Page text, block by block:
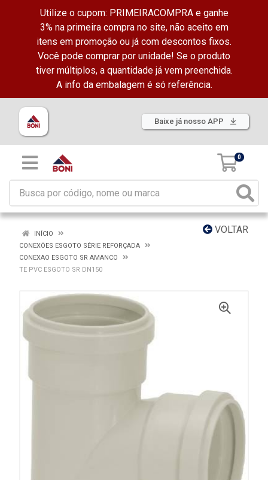
Utilize o cupom: PRIMEIRACOMPRA e ganhe
3% na primeira compra no site, não aceito em
itens em promoção ou já com descontos fixos.
Você pode comprar por unidade! Se o produto
tiver múltiplos, a quantidade já vem preenchida.
A info da embalagem é só referência.
Baixe já nosso APP
0
VOLTAR
INÍCIO
CONEXÕES ESGOTO SÉRIE REFORÇADA
CONEXAO ESGOTO SR AMANCO
TE PVC ESGOTO SR DN150